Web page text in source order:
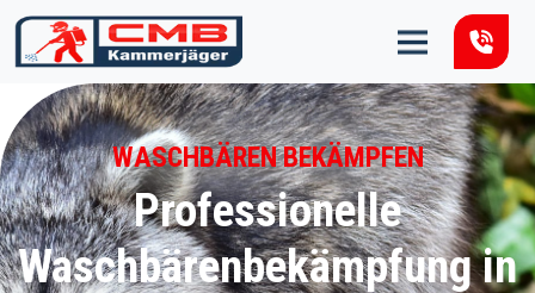
Zum Inhalt springen
WASCHBÄREN BEKÄMPFEN
Professionelle
Waschbärenbekämpfung in